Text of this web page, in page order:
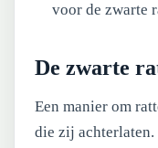
voor de zwarte
De zwarte
Een manier om
die zij